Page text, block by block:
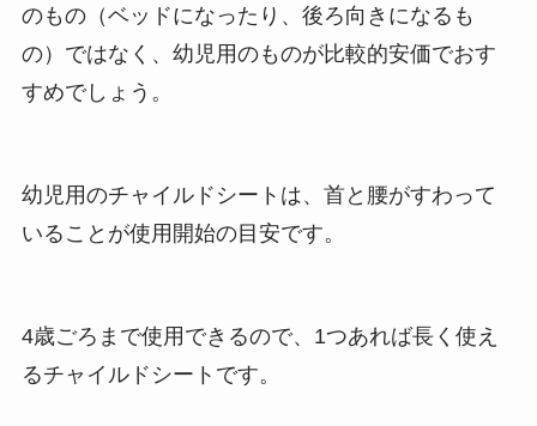
のもの（ベッドになったり、後ろ向きになるも
の）ではなく、幼児用のものが比較的安価でおす
すめでしょう。
幼児用のチャイルドシートは、首と腰がすわって
いることが使用開始の目安です。
4歳ごろまで使用できるので、1つあれば長く使え
るチャイルドシートです。